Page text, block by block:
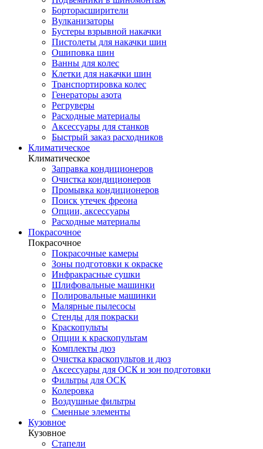
Борторасширители
Вулканизаторы
Бустеры взрывной накачки
Пистолеты для накачки шин
Ошиповка шин
Ванны для колес
Клетки для накачки шин
Транспортировка колес
Генераторы азота
Регруверы
Расходные материалы
Аксессуары для станков
Быстрый заказ расходников
Климатическое
Климатическое
Заправка кондиционеров
Очистка кондиционеров
Промывка кондиционеров
Поиск утечек фреона
Опции, аксессуары
Расходные материалы
Покрасочное
Покрасочное
Покрасочные камеры
Зоны подготовки к окраске
Инфракрасные сушки
Шлифовальные машинки
Полировальные машинки
Малярные пылесосы
Стенды для покраски
Краскопульты
Опции к краскопультам
Комплекты дюз
Очистка краскопультов и дюз
Аксессуары для ОСК и зон подготовки
Фильтры для ОСК
Колеровка
Воздушные фильтры
Сменные элементы
Кузовное
Кузовное
Стапели